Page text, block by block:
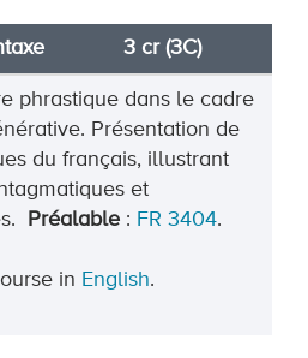
3 cr (3C)
phrastique dans le cadre
Présentation de
du français, illustrant
et
Préalable : FR 3404.
in English.